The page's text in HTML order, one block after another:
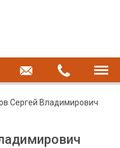
Сергей Владимирович